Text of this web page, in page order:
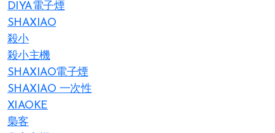
DIYA電子煙
SHAXIAO
殺小
殺小主機
SHAXIAO電子煙
SHAXIAO 一次性
XIAOKE
梟客